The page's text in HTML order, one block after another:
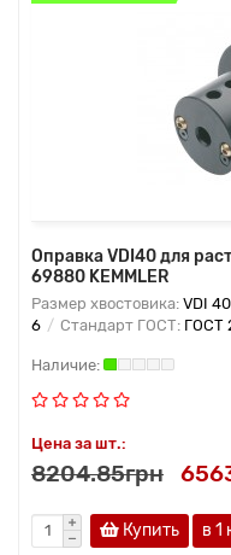
Оправка VDI40 для
69880 KEMMLER
Размер хвостовика: VDI 40
6
Стандарт ГОСТ: ГОСТ
Цена за шт.:
8204.85грн
Купить в 1